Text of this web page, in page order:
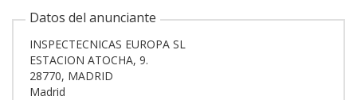
Datos del anunciante
INSPECTECNICAS EUROPA SL
ESTACION ATOCHA, 9.
28770, MADRID
Madrid